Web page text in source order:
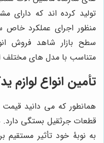
تولید کرده اند که
منظور اجرای عملکرد
سطح بازار شاهد فروش
متناسب با مدل های مختلف
تأمین انواع لوازم
همانطور که می دانید
قطعات جرثقیل بستگی
به نوبۀ خود تأثیر